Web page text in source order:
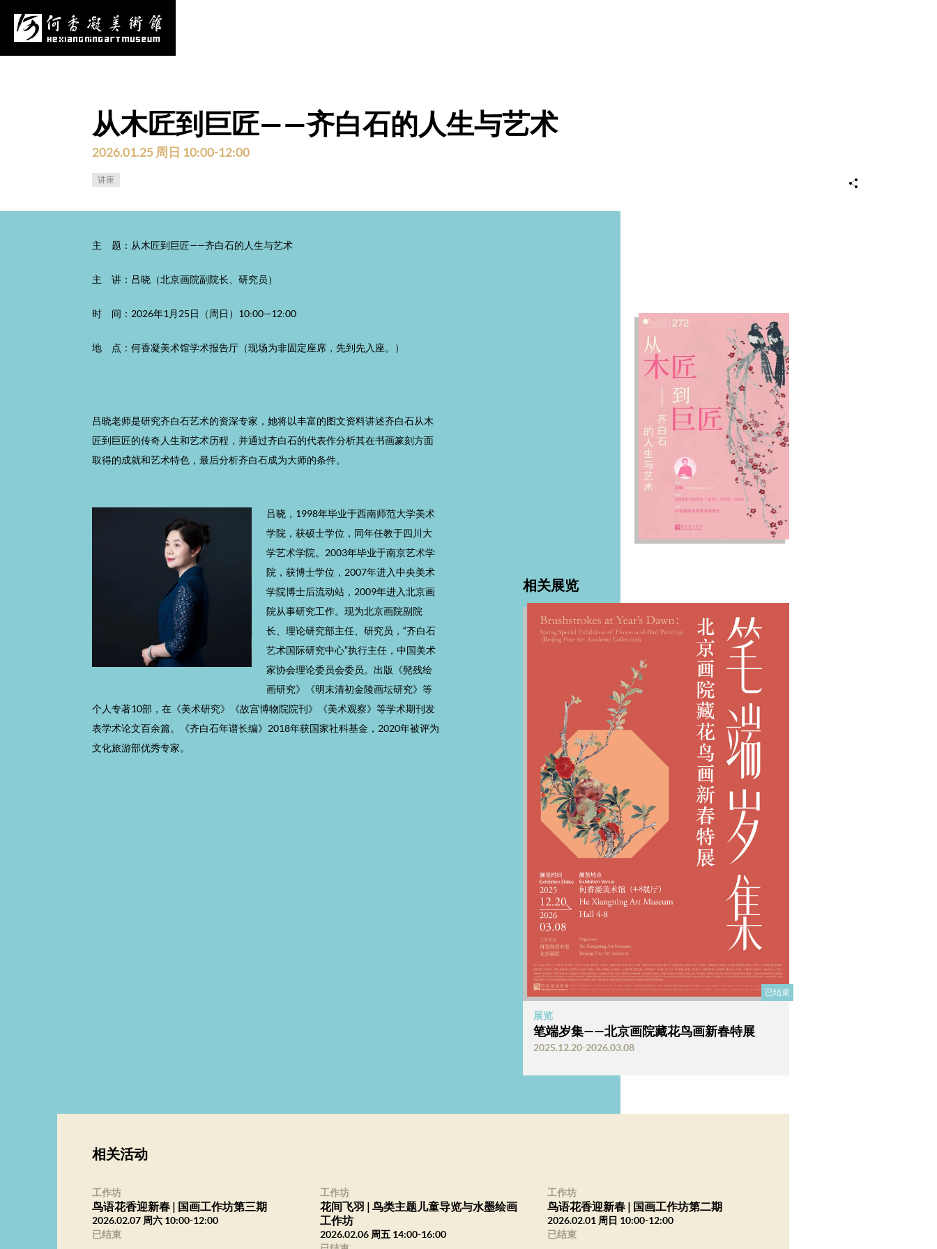
项目申报 采购公告 更多
从木匠到巨匠——齐白石的人生与艺术
2026.01.25 周日 10:00-12:00
讲座
主 题：从木匠到巨匠——齐白石的人生与艺术
主 讲：吕晓（北京画院副院长、研究员）
时 间：2026年1月25日（周日）10:00—12:00
地 点：何香凝美术馆学术报告厅（现场为非固定座席，先到先入座。）
吕晓老师是研究齐白石艺术的资深专家，她将以丰富的图文资料讲述齐白石从木
匠到巨匠的传奇人生和艺术历程，并通过齐白石的代表作分析其在书画篆刻方面
取得的成就和艺术特色，最后分析齐白石成为大师的条件。
吕晓，1998年毕业于西南师范大学美术
学院，获硕士学位，同年任教于四川大
学艺术学院。2003年毕业于南京艺术学
院，获博士学位，2007年进入中央美术
学院博士后流动站，2009年进入北京画
院从事研究工作。现为北京画院副院
长、理论研究部主任、研究员，“齐白石
艺术国际研究中心”执行主任，中国美术
家协会理论委员会委员。出版《髡残绘
画研究》《明末清初金陵画坛研究》等
个人专著10部，在《美术研究》《故宫博物院院刊》《美术观察》等学术期刊发
表学术论文百余篇。《齐白石年谱长编》2018年获国家社科基金，2020年被评为
文化旅游部优秀专家。
相关展览
已结束
展览
笔端岁集——北京画院藏花鸟画新春特展
2025.12.20-2026.03.08
相关活动
工作坊
鸟语花香迎新春 | 国画工作坊第三期
2026.02.07 周六 10:00-12:00
已结束
工作坊
花间飞羽 | 鸟类主题儿童导览与水墨绘画
工作坊
2026.02.06 周五 14:00-16:00
工作坊
鸟语花香迎新春 | 国画工作坊第二期
2026.02.01 周日 10:00-12:00
已结束